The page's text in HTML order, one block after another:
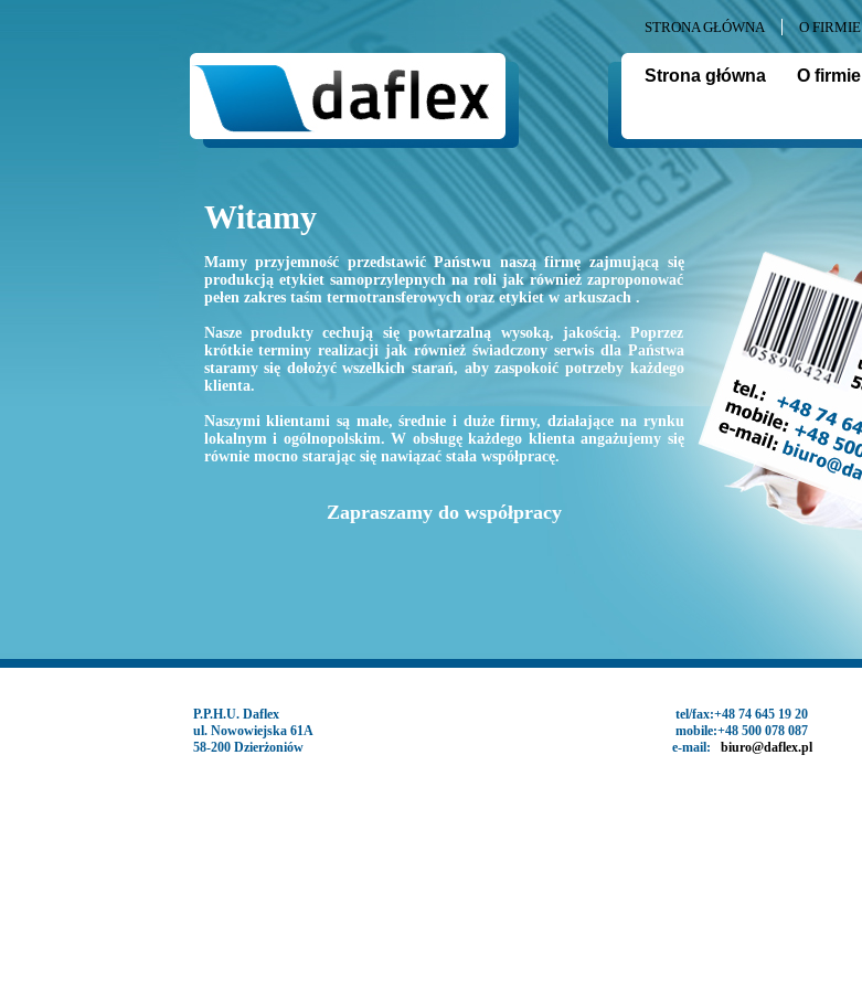
STRONA GŁÓWNA O FIRMIE
Strona główna O firmie
Witamy
Mamy przyjemność przedstawić Państwu naszą firmę zajmującą się
produkcją etykiet samoprzylepnych na roli jak również zaproponować
pełen zakres taśm termotransferowych oraz etykiet w arkuszach .
Nasze produkty cechują się powtarzalną wysoką, jakością. Poprzez
krótkie terminy realizacji jak również świadczony serwis dla Państwa
staramy się dołożyć wszelkich starań, aby zaspokoić potrzeby każdego
klienta.
Naszymi klientami są małe, średnie i duże firmy, działające na rynku
lokalnym i ogólnopolskim. W obsługę każdego klienta angażujemy się
równie mocno starając się nawiązać stała współpracę.
Zapraszamy do współpracy
P.P.H.U. Daflex
ul. Nowowiejska 61A
58-200 Dzierżoniów
tel/fax:+48 74 645 19 20
mobile:+48 500 078 087
e-mail: biuro@daflex.pl